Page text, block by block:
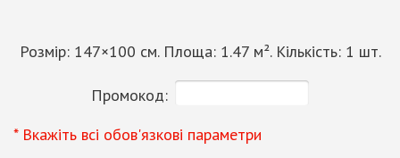
Розмір: 147×100 см. Площа: 1.47м². Кількість: 1 шт.
Промокод:
* Вкажіть всі обов'язкові параметри